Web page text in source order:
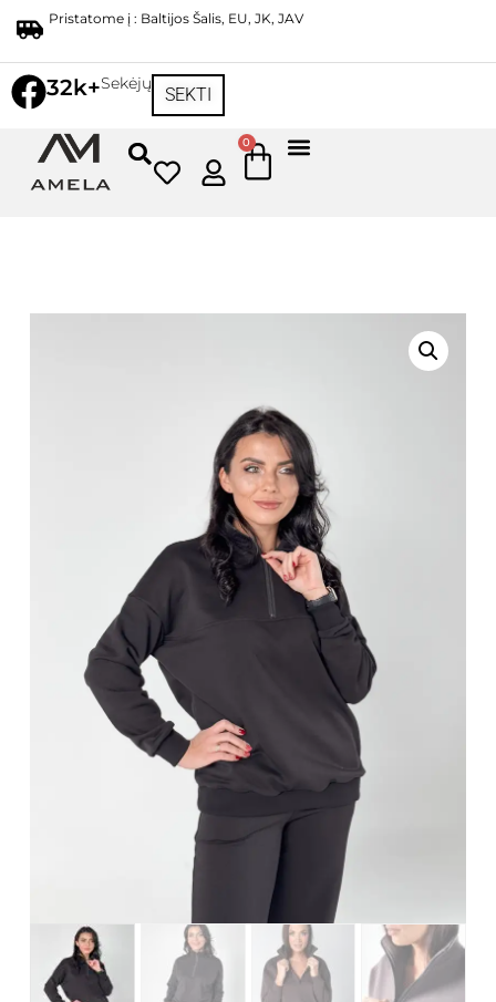
Pristatome į : Baltijos Šalis, EU, JK, JAV
32k+Sekėjų
SEKTI
0